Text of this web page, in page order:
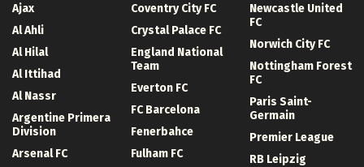
Ajax
Al Ahli
Al Hilal
Al Ittihad
Al Nassr
Argentine Primera
Division
Arsenal FC
Coventry City FC
Crystal Palace FC
England National
Team
Everton FC
FC Barcelona
Fenerbahce
Fulham FC
Newcastle United
FC
Norwich City FC
Nottingham Forest
FC
Paris Saint-
Germain
Premier League
RB Leipzig